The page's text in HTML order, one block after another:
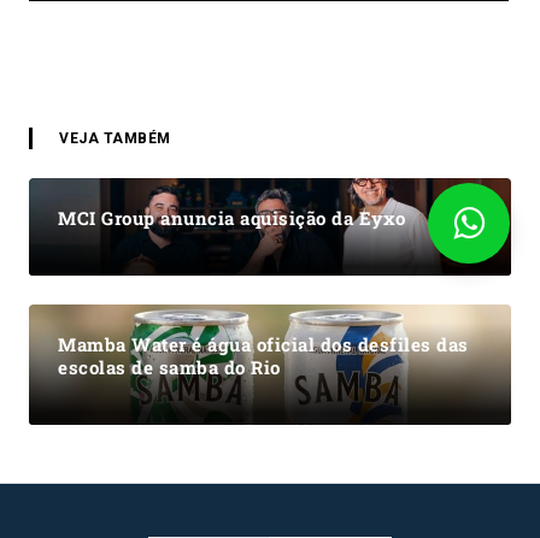
VEJA TAMBÉM
MCI Group anuncia aquisição da Eyxo
Mamba Water é água oficial dos desfiles das
escolas de samba do Rio